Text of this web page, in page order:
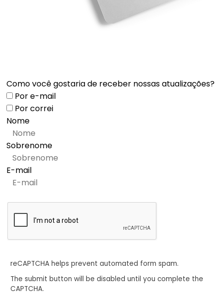
Como você gostaria de receber nossas atualizações?
Por e-mail
Por correi
Nome
Sobrenome
E-mail
reCAPTCHA helps prevent automated form spam.
The submit button will be disabled until you complete the
CAPTCHA.